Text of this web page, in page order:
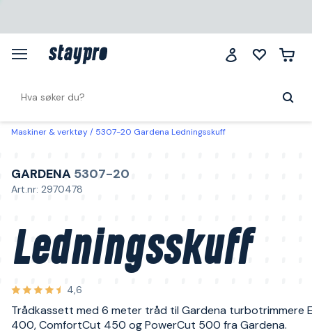
Maskiner & verktøy 5307-20 Gardena Ledningsskuff
GARDENA 5307-20
Art.nr: 2970478
Ledningsskuff
4,6
Trådkassett med 6 meter tråd til Gardena turbotrimmere
400, ComfortCut 450 og PowerCut 500 fra Gardena.